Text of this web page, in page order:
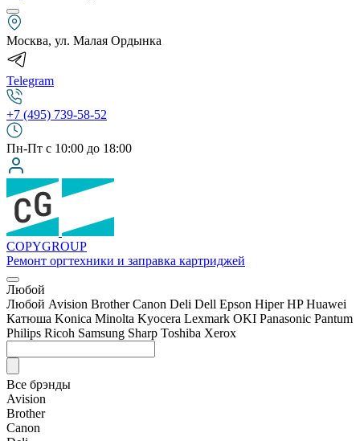
Москва, ул. Малая Ордынка
Telegram
+7 (495) 739-58-52
Пн-Пт с 10:00 до 18:00
COPYGROUP
Ремонт оргтехники и заправка картриджей
Любой
Любой Avision Brother Canon Deli Dell Epson Hiper HP Huawei
Катюша Konica Minolta Kyocera Lexmark OKI Panasonic Pantum
Philips Ricoh Samsung Sharp Toshiba Xerox
Все брэнды
Avision
Brother
Canon